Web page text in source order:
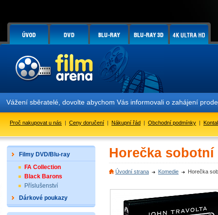
Vážení sběratelé, dovolte abychom Vás informovali o zahájení
Proč nakupovat u nás | Ceny doručení | Nákupní řád | Obchodní podmínky |
Filmy DVD/Blu-ray
FA Collection
Black Barons
Příslušenství
Dárkové poukazy
Horečka sobotní
Úvodní strana Komedie Horečka